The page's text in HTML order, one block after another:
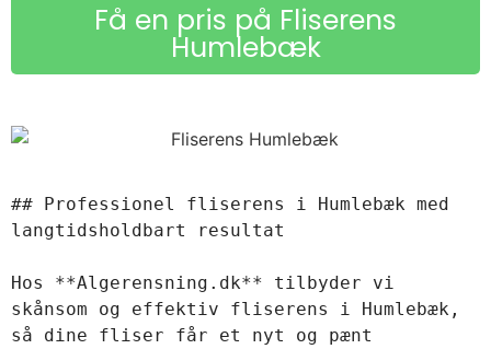
Få en pris på Fliserens
Humlebæk
## Professionel fliserens i Humlebæk med
langtidsholdbart resultat
Hos **Algerensning.dk** tilbyder vi
skånsom og effektiv fliserens i Humlebæk,
så dine fliser får et nyt og pænt